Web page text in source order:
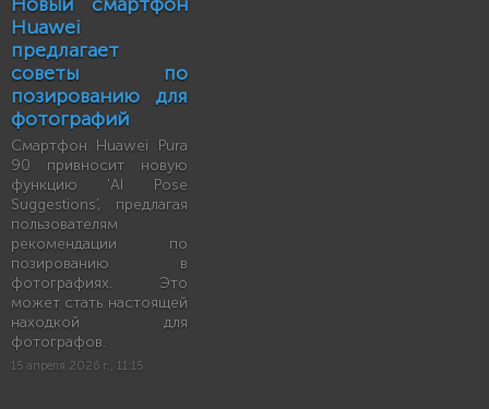
Huawei
предлагает
советы по
позированию для
фотографий
Смартфон Huawei Pura
90 привносит новую
функцию 'AI Pose
Suggestions', предлагая
пользователям
рекомендации по
позированию в
фотографиях. Это
может стать настоящей
находкой для
фотографов.
15 апреля 2026 г., 11:15